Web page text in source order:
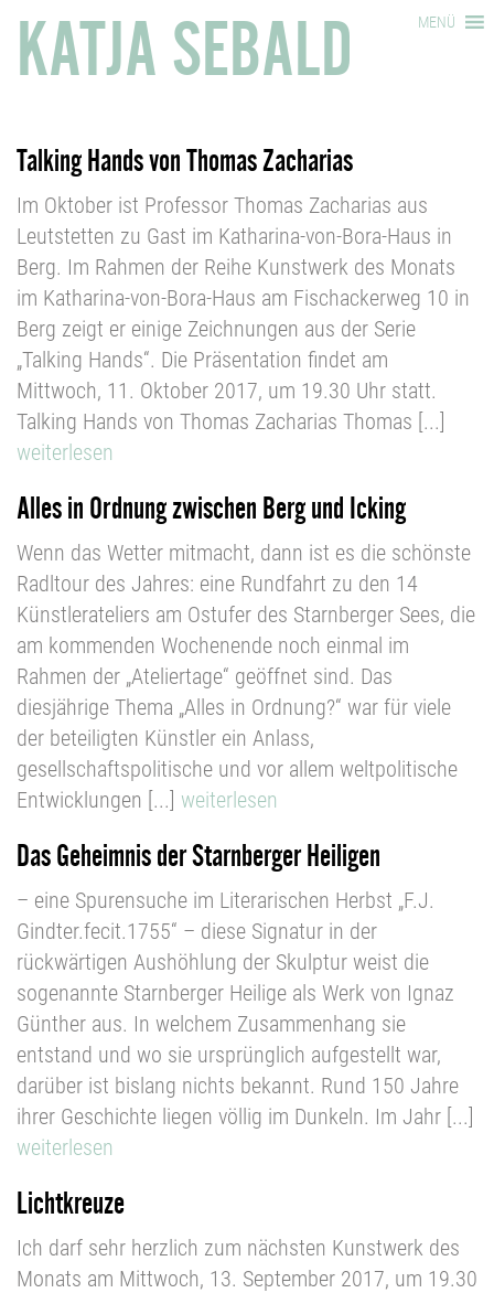
KATJA SEBALD MENÜ
Talking Hands von Thomas Zacharias
Im Oktober ist Professor Thomas Zacharias aus
Leutstetten zu Gast im Katharina-von-Bora-Haus in
Berg. Im Rahmen der Reihe Kunstwerk des Monats
im Katharina-von-Bora-Haus am Fischackerweg 10 in
Berg zeigt er einige Zeichnungen aus der Serie
„Talking Hands“. Die Präsentation findet am
Mittwoch, 11. Oktober 2017, um 19.30 Uhr statt.
Talking Hands von Thomas Zacharias Thomas [...]
weiterlesen
Alles in Ordnung zwischen Berg und Icking
Wenn das Wetter mitmacht, dann ist es die schönste
Radltour des Jahres: eine Rundfahrt zu den 14
Künstlerateliers am Ostufer des Starnberger Sees, die
am kommenden Wochenende noch einmal im
Rahmen der „Ateliertage“ geöffnet sind. Das
diesjährige Thema „Alles in Ordnung?“ war für viele
der beteiligten Künstler ein Anlass,
gesellschaftspolitische und vor allem weltpolitische
Entwicklungen [...] weiterlesen
Das Geheimnis der Starnberger Heiligen
– eine Spurensuche im Literarischen Herbst „F.J.
Gindter.fecit.1755“ – diese Signatur in der
rückwärtigen Aushöhlung der Skulptur weist die
sogenannte Starnberger Heilige als Werk von Ignaz
Günther aus. In welchem Zusammenhang sie
entstand und wo sie ursprünglich aufgestellt war,
darüber ist bislang nichts bekannt. Rund 150 Jahre
ihrer Geschichte liegen völlig im Dunkeln. Im Jahr [...]
weiterlesen
Lichtkreuze
Ich darf sehr herzlich zum nächsten Kunstwerk des
Monats am Mittwoch, 13. September 2017, um 19.30